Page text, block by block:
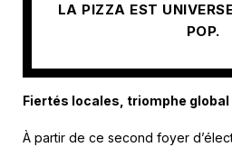
LA PIZZA EST
POP.
Fiertés locales, triomphe global
À partir de ce second foyer